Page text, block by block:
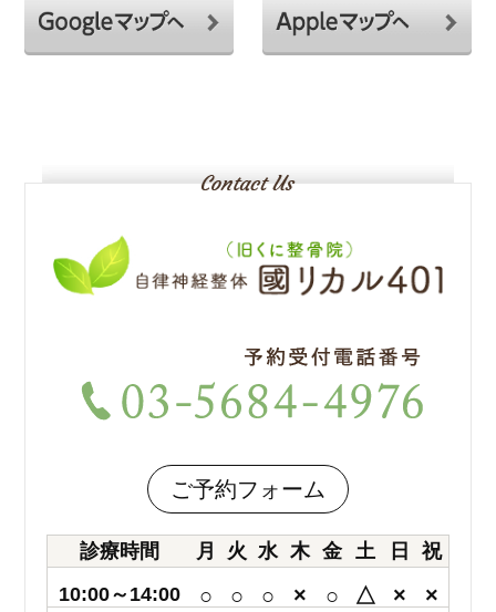
ご予約フォーム
診療時間 月 火 水 木 金 土 日
祝
10:00～14:00
○ ○ ○ × ○ △ × ×